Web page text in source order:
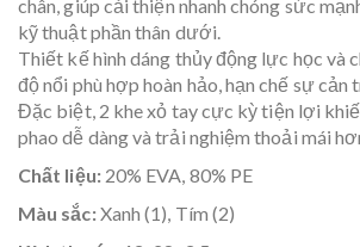
chân, giúp cải thiện nhanh chóng sức
kỹ thuật phần thân dưới.
Thiết kế hình dáng thủy động lực học và
độ nổi phù hợp hoàn hảo, hạn chế sự
Đặc biệt, 2 khe xỏ tay cực kỳ tiện lợi
phao dễ dàng và trải nghiệm thoải mái
Chất liệu:20% EVA, 80% PE
Màu sắc:Xanh (1), Tím (2)